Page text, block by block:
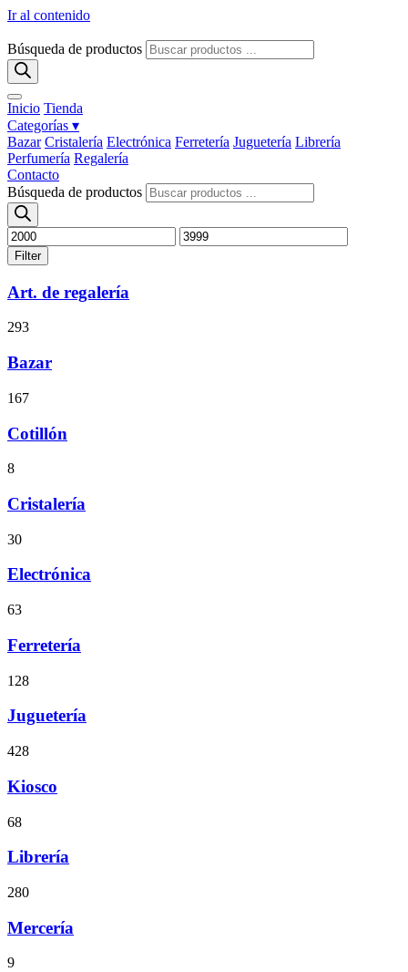
Ir al contenido
Búsqueda de productos
Inicio Tienda
Categorías ▾
Bazar Cristalería Electrónica Ferretería Juguetería Librería
Perfumería Regalería
Contacto
Búsqueda de productos
Filter
Art. de regalería
293
Bazar
167
Cotillón
8
Cristalería
30
Electrónica
63
Ferretería
128
Juguetería
428
Kiosco
68
Librería
280
Mercería
9